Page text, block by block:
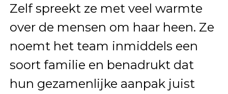
Zelf spreekt ze met veel warmte
over de mensen om haar heen. Ze
noemt het team inmiddels een
soort familie en benadrukt dat
hun gezamenlijke aanpak juist